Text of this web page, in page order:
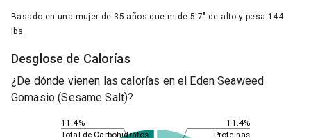
Basado en una mujer de 35 años que mide 5'7" de alto y pesa 144
lbs.
Desglose de Calorías
¿De dónde vienen las calorías en el Eden Seaweed
Gomasio (Sesame Salt)?
11.4%
11.4%
Proteínas
Total de Carbohidratos